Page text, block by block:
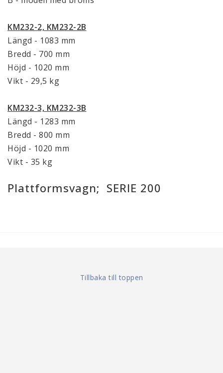
KM232-2, KM232-2B
Längd - 1083 mm
Bredd - 700 mm
Höjd - 1020 mm
Vikt - 29,5 kg
KM232-3, KM232-3B
Längd - 1283 mm
Bredd - 800 mm
Höjd - 1020 mm
Vikt - 35 kg
Plattformsvagn; SERIE 200
Tillbaka till toppen